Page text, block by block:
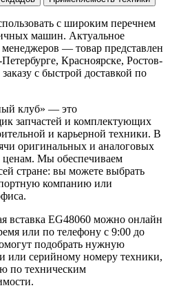
с широким перечнем
машин. Актуальное
менеджеров — товар представлен
Красноярске, Ростов-
с быстрой доставкой по
клуб» — это
запчастей и комплектующих
и карьерной техники. В
оригинальных и аналоговых
ценам. Мы обеспечиваем
стране: вы можете выбрать
компанию или
вставка EG48060 можно онлайн
или по телефону с 9:00 до
подобрать нужную
или серийному номеру техники,
по техническим